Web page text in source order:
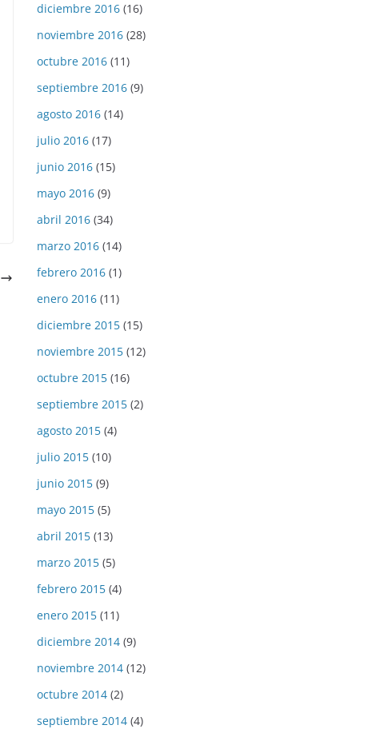
diciembre 2016 (16)
noviembre 2016 (28)
octubre 2016 (11)
septiembre 2016 (9)
agosto 2016 (14)
julio 2016 (17)
junio 2016 (15)
mayo 2016 (9)
abril 2016 (34)
marzo 2016 (14)
febrero 2016 (1)
enero 2016 (11)
diciembre 2015 (15)
noviembre 2015 (12)
octubre 2015 (16)
septiembre 2015 (2)
agosto 2015 (4)
julio 2015 (10)
junio 2015 (9)
mayo 2015 (5)
abril 2015 (13)
marzo 2015 (5)
febrero 2015 (4)
enero 2015 (11)
diciembre 2014 (9)
noviembre 2014 (12)
octubre 2014 (2)
septiembre 2014 (4)